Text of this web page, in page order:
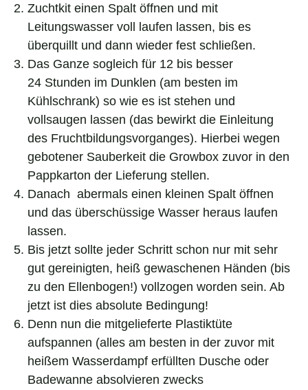
Zuchtkit einen Spalt öffnen und mit
Leitungswasser voll laufen lassen, bis es
überquillt und dann wieder fest schließen.
Das Ganze sogleich für 12 bis besser
24 Stunden im Dunklen (am besten im
Kühlschrank) so wie es ist stehen und
vollsaugen lassen (das bewirkt die Einleitung
des Fruchtbildungsvorganges). Hierbei wegen
gebotener Sauberkeit die Growbox zuvor in den
Pappkarton der Lieferung stellen.
Danach abermals einen kleinen Spalt öffnen
und das überschüssige Wasser heraus laufen
lassen.
Bis jetzt sollte jeder Schritt schon nur mit sehr
gut gereinigten, heiß gewaschenen Händen (bis
zu den Ellenbogen!) vollzogen worden sein. Ab
jetzt ist dies absolute Bedingung!
Denn nun die mitgelieferte Plastiktüte
aufspannen (alles am besten in der zuvor mit
heißem Wasserdampf erfüllten Dusche oder
Badewanne absolvieren zwecks